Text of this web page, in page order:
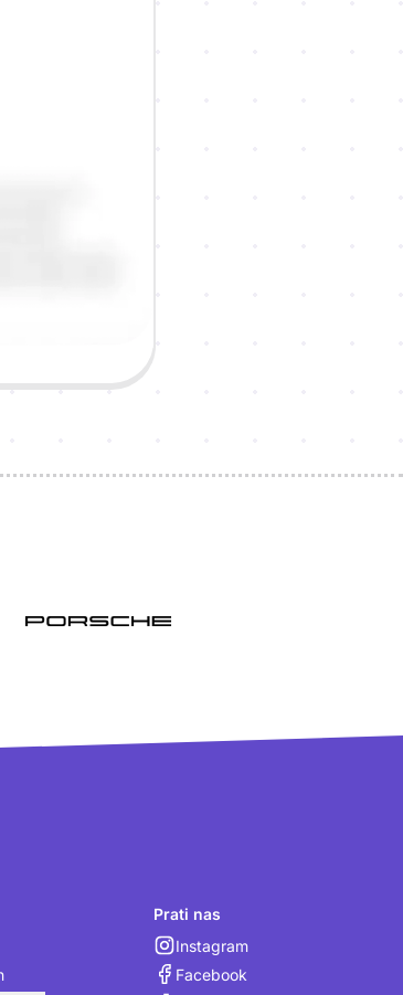
Prati nas
Instagram
Facebook